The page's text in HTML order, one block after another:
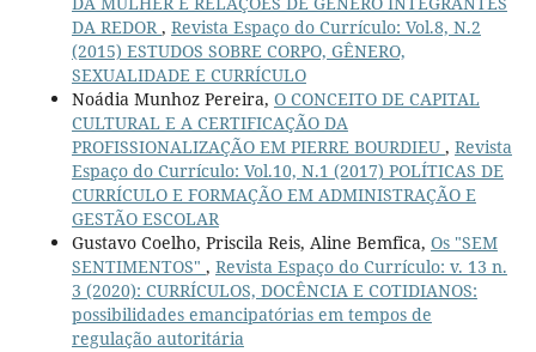
DA REDOR, Revista Espaço do Currículo: Vol.8, N.2
(2015) ESTUDOS SOBRE CORPO, GÊNERO,
SEXUALIDADE E CURRÍCULO
Noádia Munhoz Pereira, O CONCEITO DE CAPITAL
CULTURAL E A CERTIFICAÇÃO DA
PROFISSIONALIZAÇÃO EM PIERRE BOURDIEU , Revista
Espaço do Currículo: Vol.10, N.1 (2017) POLÍTICAS DE
CURRÍCULO E FORMAÇÃO EM ADMINISTRAÇÃO E
GESTÃO ESCOLAR
Gustavo Coelho, Priscila Reis, Aline Bemfica, Os "SEM
SENTIMENTOS" , Revista Espaço do Currículo: v. 13 n.
3 (2020): CURRÍCULOS, DOCÊNCIA E COTIDIANOS:
possibilidades emancipatórias em tempos de
regulação autoritária